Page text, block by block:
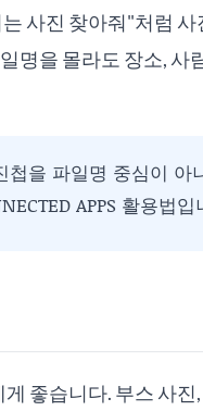
사진 찾아줘"처럼 사
명을 몰라도 장소, 사
첩을 파일명 중심이
APPS 활용법입
좋습니다. 부스 사진